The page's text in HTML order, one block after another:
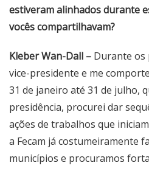
estiveram alinhados durante
vocês compartilhavam?
Kleber Wan-Dall – Durante os
vice-presidente e me
31 de janeiro até 31 de julho,
presidência, procurei dar
ações de trabalhos que
a Fecam já costumeiramente
municípios e procuramos